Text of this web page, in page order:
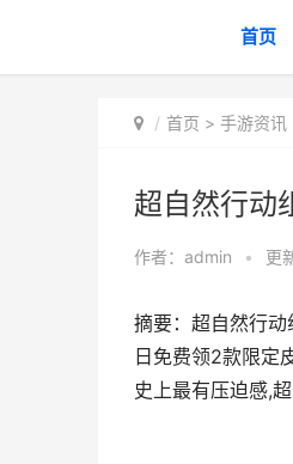
首页
首页 > 手游资讯
超自然行动
作者： admin • 更
摘要：超自然行
日免费领2款限定
史上最有压迫感,